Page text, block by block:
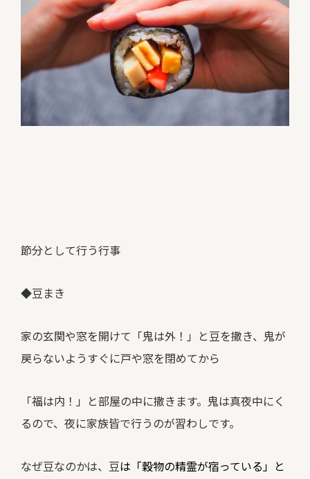
節分として行う行事
◆豆まき
家の玄関や窓を開けて「鬼は外！」と豆を撒き、鬼が
戻らないようすぐに戸や窓を閉めてから
「福は内！」と部屋の中に撒きます。鬼は真夜中にく
るので、夜に家族皆で行うのが習わしです。
なぜ豆なのかは、豆は「穀物の精霊が宿っている」と